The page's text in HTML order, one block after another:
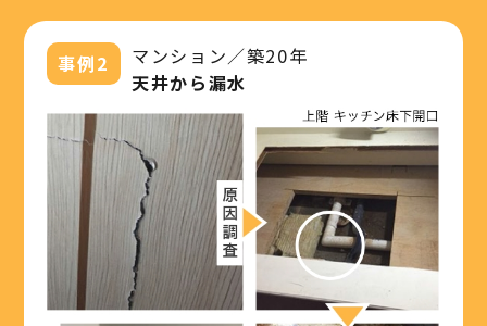
事例2
マンション／築20年
天井から漏水